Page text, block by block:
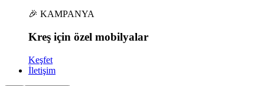
🎉 KAMPANYA
Kreş için özel mobilyalar
Keşfet
İletişim